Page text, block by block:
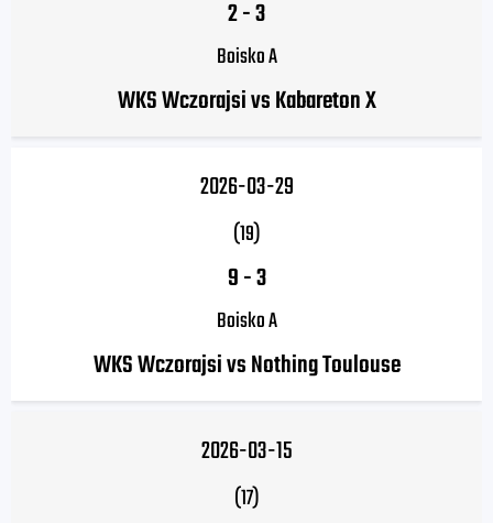
2-3
Boisko A
WKS Wczorajsi vs Kabareton X
2026-03-29
(19)
9-3
Boisko A
WKS Wczorajsi vs Nothing Toulouse
2026-03-15
(17)